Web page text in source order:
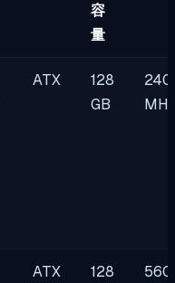
容
量
ATX
128
GB
ATX
128